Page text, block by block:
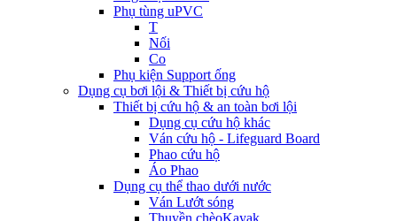
Phụ tùng uPVC
T
Nối
Co
Phụ kiện Support ống
Dụng cụ bơi lội & Thiết bị cứu hộ
Thiết bị cứu hộ & an toàn bơi lội
Dụng cụ cứu hộ khác
Ván cứu hộ - Lifeguard Board
Phao cứu hộ
Áo Phao
Dụng cụ thể thao dưới nước
Ván Lướt sóng
Thuyền chèoKayak